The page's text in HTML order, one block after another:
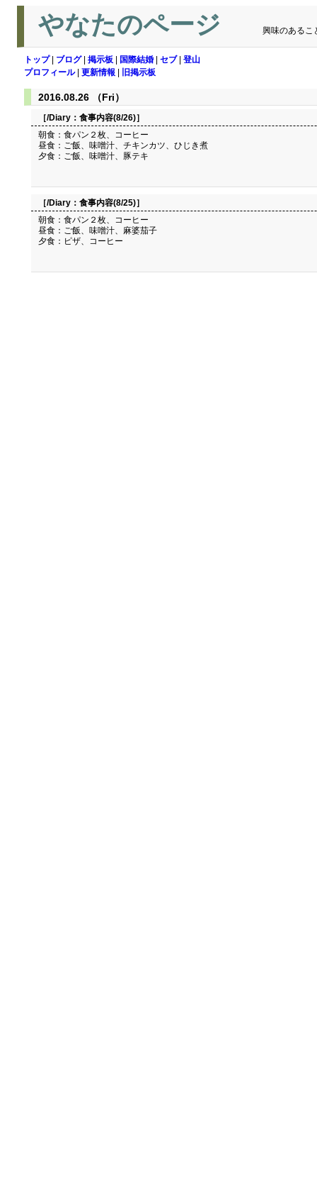
やなたのページ 興味のあるこ
トップ| ブログ| 掲示板 国際結婚 セブ| 登山
プロフィール| 更新情報 旧掲示板
2016.08.26 （Fri）
［/Diary： 食事内容(8/26)］
朝食：食パン２枚、コーヒー
昼食：ご飯、味噌汁、チキンカツ、ひじき煮
夕食：ご飯、味噌汁、豚テキ
［/Diary： 食事内容(8/25)］
朝食：食パン２枚、コーヒー
昼食：ご飯、味噌汁、麻婆茄子
夕食：ピザ、コーヒー